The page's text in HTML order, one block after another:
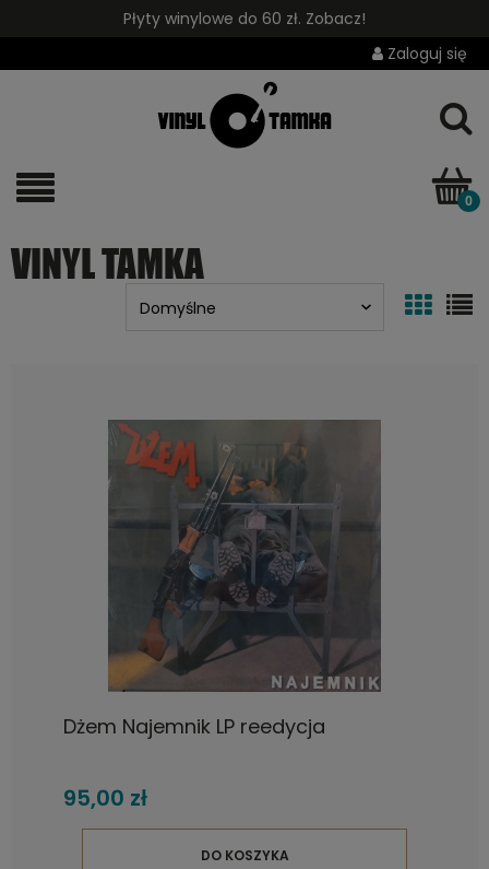
Płyty winylowe do 60 zł. Zobacz!
Zaloguj się
VINYL TAMKA
Dżem Najemnik LP reedycja
95,00 zł
DO KOSZYKA